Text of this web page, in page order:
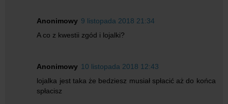
Anonimowy 9 listopada 2018 21:34
A co z kwestii zgód i lojalki?
Anonimowy 10 listopada 2018 12:43
lojalka jest taka że bedziesz musiał spłacić aż do końca
spłacisz